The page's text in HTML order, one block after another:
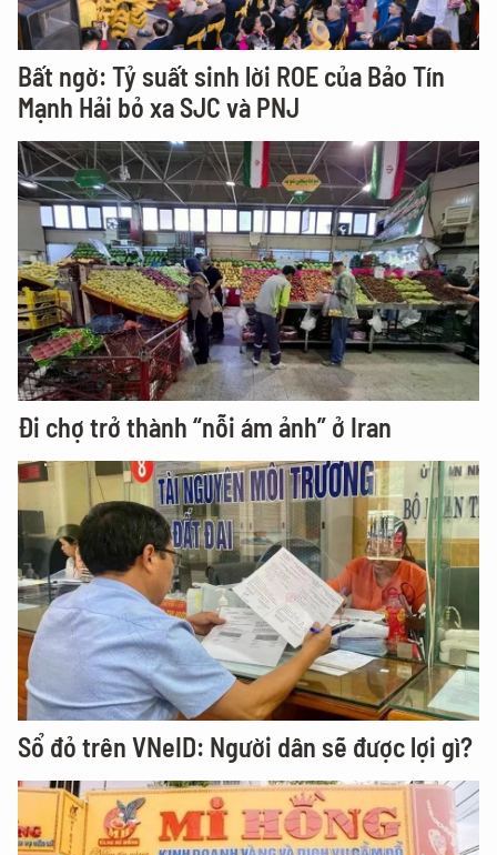
Bất ngờ: Tỷ suất sinh lời ROE của Bảo Tín
Mạnh Hải bỏ xa SJC và PNJ
Đi chợ trở thành “nỗi ám ảnh” ở Iran
Sổ đỏ trên VNeID: Người dân sẽ được lợi gì?